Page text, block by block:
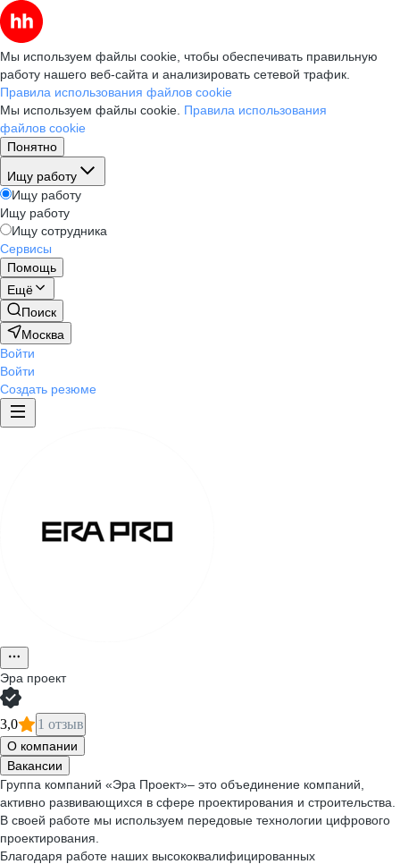
Мы используем файлы cookie, чтобы обеспечивать правильную
работу нашего веб-сайта и анализировать сетевой трафик.
Правила использования файлов cookie
Мы используем файлы cookie. Правила использования
файлов cookie
Понятно
Ищу работу
Ищу работу
Ищу работу
Ищу сотрудника
Сервисы
Помощь
Ещё
Поиск
Москва
Войти
Войти
Создать резюме
Эра проект
3,0 1 отзыв
О компании
Вакансии
Группа компаний «Эра Проект»– это объединение компаний,
активно развивающихся в сфере проектирования и строительства.
В своей работе мы используем передовые технологии цифрового
проектирования.
Благодаря работе наших высококвалифицированных